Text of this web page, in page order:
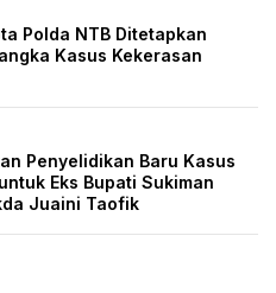
Polda NTB Ditetapkan
Kasus Kekerasan
Penyelidikan Baru Kasus
Eks Bupati Sukiman
Juaini Taofik